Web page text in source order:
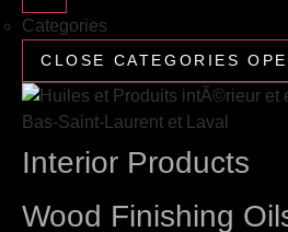
Categories
CLOSE CATEGORIES
Interior Products
Wood Finishing